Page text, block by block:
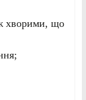
хворими, що